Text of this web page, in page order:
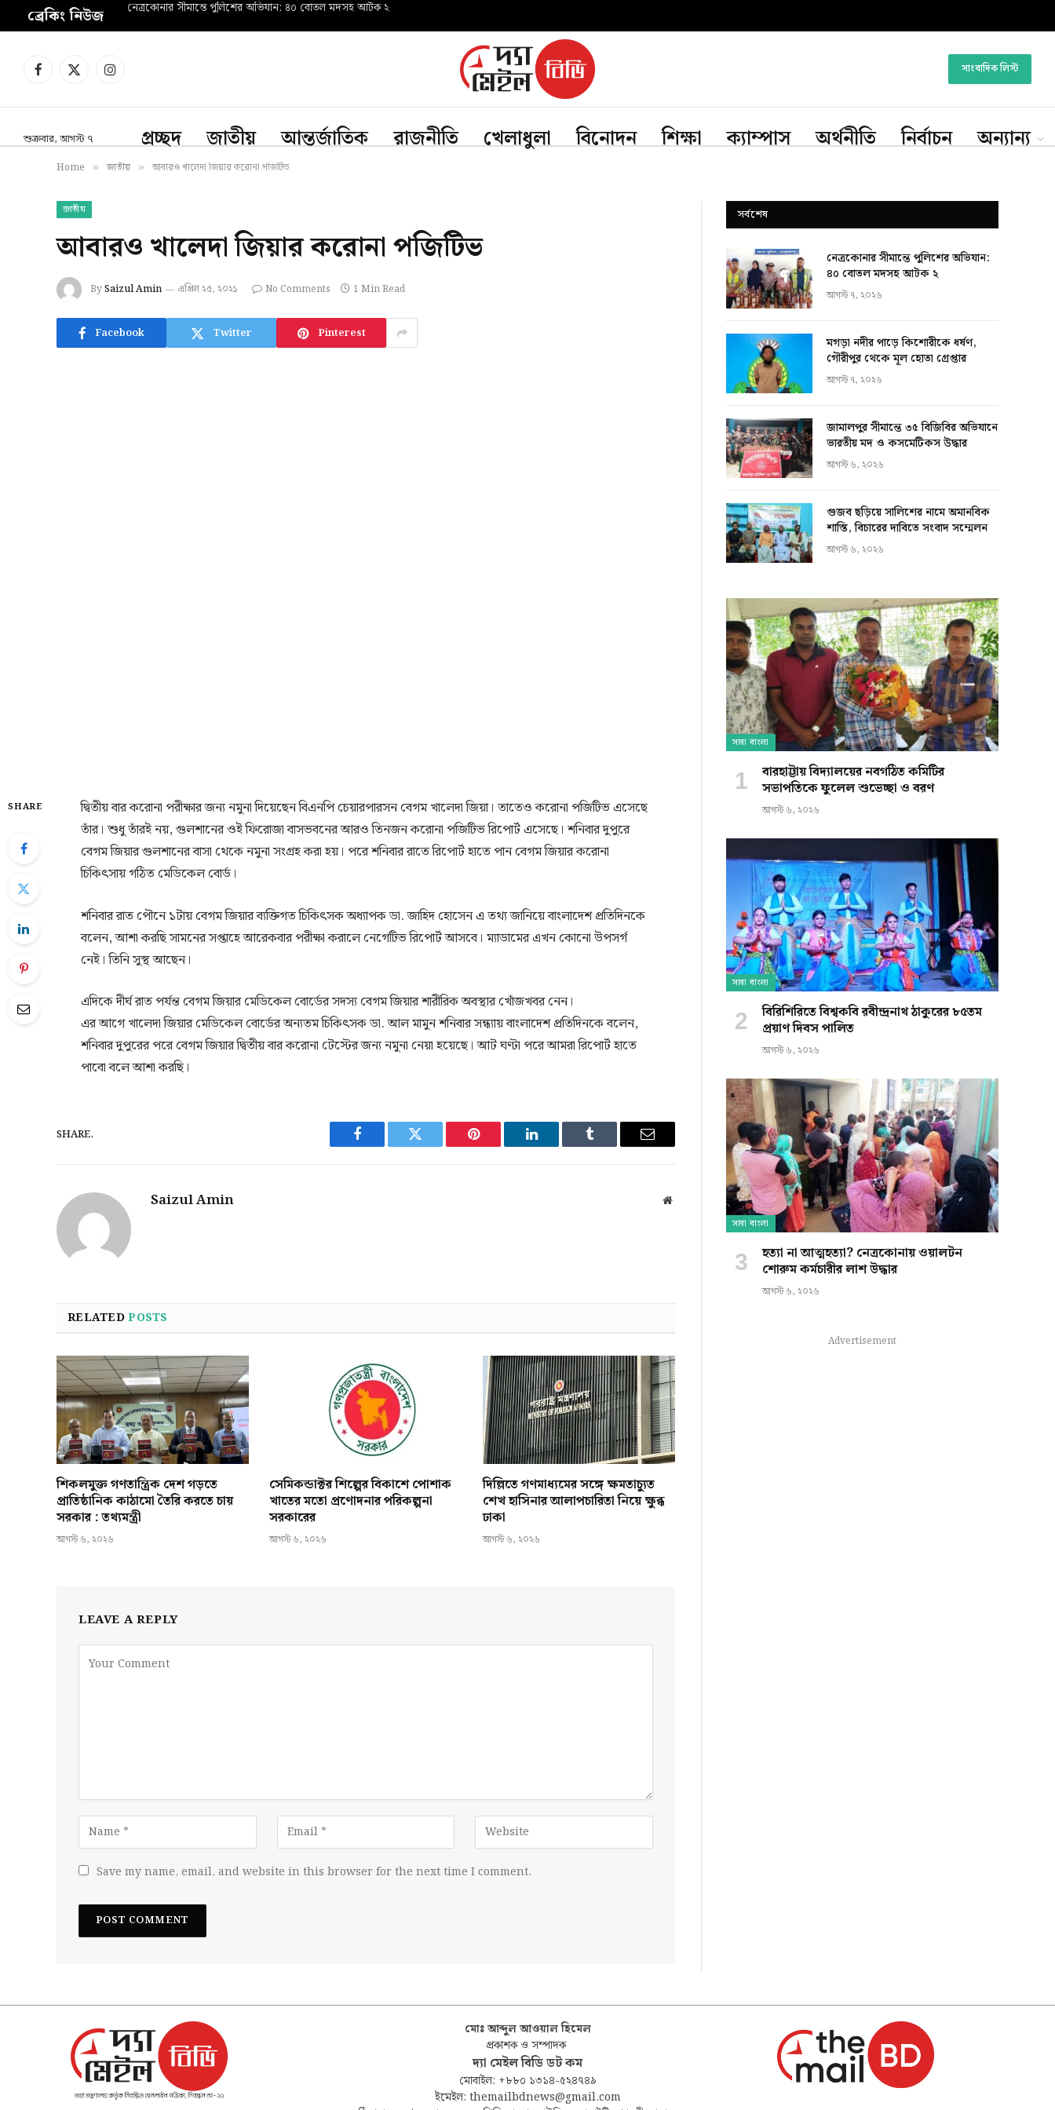
ব্রেকিং নিউজ নেত্রকোনার সীমান্তে পুলিশের অভিযান: ৪০ বোতল মদসহ আটক ২
Facebook
X
Instagram সাংবাদিক লিস্ট
শুক্রবার, আগস্ট ৭ প্রচ্ছদ জাতীয় আন্তর্জাতিক রাজনীতি খেলাধুলা বিনোদন শিক্ষা ক্যাম্পাস অর্থনীতি নির্বাচন অন্যান্য
Home » জাতীয় » আবারও খালেদা জিয়ার করোনা পজিটিভ
জাতীয়
আবারও খালেদা জিয়ার করোনা পজিটিভ
BySaizul Amin এপ্রিল ২৫, ২০২১ No Comments 1 Min Read
Facebook Twitter Pinterest
SHARE
দ্বিতীয় বার করোনা পরীক্ষার জন্য নমুনা দিয়েছেন বিএনপি চেয়ারপারসন বেগম খালেদা জিয়া। তাতেও করোনা পজিটিভ এসেছে
তাঁর। শুধু তাঁরই নয়, গুলশানের ওই ফিরোজা বাসভবনের আরও তিনজন করোনা পজিটিভ রিপোর্ট এসেছে। শনিবার দুপুরে
বেগম জিয়ার গুলশানের বাসা থেকে নমুনা সংগ্রহ করা হয়। পরে শনিবার রাতে রিপোর্ট হাতে পান বেগম জিয়ার করোনা
চিকিৎসায় গঠিত মেডিকেল বোর্ড।
শনিবার রাত পৌনে ১টায় বেগম জিয়ার ব্যক্তিগত চিকিৎসক অধ্যাপক ডা. জাহিদ হোসেন এ তথ্য জানিয়ে বাংলাদেশ প্রতিদিনকে
বলেন, আশা করছি সামনের সপ্তাহে আরেকবার পরীক্ষা করালে নেগেটিভ রিপোর্ট আসবে। ম্যাডামের এখন কোনো উপসর্গ
নেই। তিনি সুস্থ আছেন।
এদিকে দীর্ঘ রাত পর্যন্ত বেগম জিয়ার মেডিকেল বোর্ডের সদস্য বেগম জিয়ার শারীরিক অবস্থার খোঁজখবর নেন।
এর আগে খালেদা জিয়ার মেডিকেল বোর্ডের অন্যতম চিকিৎসক ডা. আল মামুন শনিবার সন্ধ্যায় বাংলাদেশ প্রতিদিনকে বলেন,
শনিবার দুপুরের পরে বেগম জিয়ার দ্বিতীয় বার করোনা টেস্টের জন্য নমুনা নেয়া হয়েছে। আট ঘণ্টা পরে আমরা রিপোর্ট হাতে
পাবো বলে আশা করছি।
SHARE.
Facebook Twitter Pinterest LinkedIn Tumblr Email
Saizul Amin Website
RELATEDPOSTS
শিকলমুক্ত গণতান্ত্রিক দেশ গড়তে
প্রাতিষ্ঠানিক কাঠামো তৈরি করতে চায়
সরকার : তথ্যমন্ত্রী
আগস্ট ৬, ২০২৬
সেমিকন্ডাক্টর শিল্পের বিকাশে পোশাক
খাতের মতো প্রণোদনার পরিকল্পনা
সরকারের
আগস্ট ৬, ২০২৬
দিল্লিতে গণমাধ্যমের সঙ্গে ক্ষমতাচ্যুত
শেখ হাসিনার আলাপচারিতা নিয়ে ক্ষুব্ধ
ঢাকা
আগস্ট ৬, ২০২৬
LEAVE A REPLY
Save my name, email, and website in this browser for the next time I comment.
সর্বশেষ
নেত্রকোনার সীমান্তে পুলিশের অভিযান:
৪০ বোতল মদসহ আটক ২
আগস্ট ৭, ২০২৬
মগড়া নদীর পাড়ে কিশোরীকে ধর্ষণ,
গৌরীপুর থেকে মূল হোতা গ্রেপ্তার
আগস্ট ৭, ২০২৬
জামালপুর সীমান্তে ৩৫ বিজিবির অভিযানে
ভারতীয় মদ ও কসমেটিকস উদ্ধার
আগস্ট ৬, ২০২৬
গুজব ছড়িয়ে সালিশের নামে অমানবিক
শাস্তি, বিচারের দাবিতে সংবাদ সম্মেলন
আগস্ট ৬, ২০২৬
সারা বাংলা
বারহাট্টায় বিদ্যালয়ের নবগঠিত কমিটির
সভাপতিকে ফুলেল শুভেচ্ছা ও বরণ
আগস্ট ৬, ২০২৬
সারা বাংলা
বিরিশিরিতে বিশ্বকবি রবীন্দ্রনাথ ঠাকুরের ৮৫তম
প্রয়াণ দিবস পালিত
আগস্ট ৬, ২০২৬
সারা বাংলা
হত্যা না আত্মহত্যা? নেত্রকোনায় ওয়ালটন
শোরুম কর্মচারীর লাশ উদ্ধার
আগস্ট ৬, ২০২৬
Advertisement
মোঃ আব্দুল আওয়াল হিমেল
প্রকাশক ও সম্পাদক
দ্যা মেইল বিডি ডট কম
মোবাইল: +৮৮০ ১৩১৪-৫২৪৭৪৯
ইমেইল: themailbdnews@gmail.com